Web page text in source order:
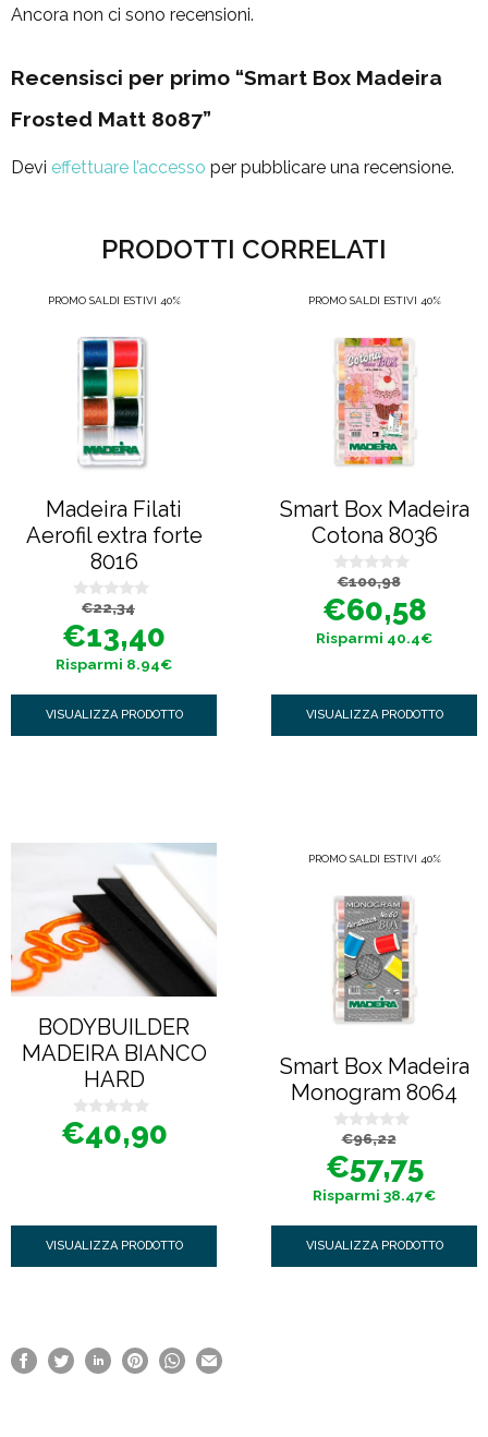
Ancora non ci sono recensioni.
Recensisci per primo “Smart Box Madeira
Frosted Matt 8087”
Devi effettuare l’accesso per pubblicare una recensione.
PRODOTTI CORRELATI
PROMO SALDI ESTIVI 40%
Madeira Filati
Aerofil extra forte
8016
s
u
5
€22,34
Il
prezzo
originale
era:
€22,34.
€13,40
Il
prezzo
attuale
è:
€13,40.
Risparmi 8.94€
VISUALIZZA PRODOTTO
PROMO SALDI ESTIVI 40%
Smart Box Madeira
Cotona 8036
0
s
u
5
€100,98
Il
prezzo
originale
era:
€100,98.
€60,58
Il
prezzo
attuale
è:
€60,58.
Risparmi 40.4€
VISUALIZZA PRODOTTO
BODYBUILDER
MADEIRA BIANCO
HARD
0
s
€40,90
VISUALIZZA PRODOTTO
PROMO SALDI ESTIVI 40%
Smart Box Madeira
Monogram 8064
0
s
u
€96,22
Il
prezzo
originale
era:
€96,22.
€57,75
Il
prezzo
attuale
è:
€57,75.
Risparmi 38.47€
VISUALIZZA PRODOTTO